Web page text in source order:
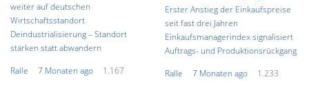
weiter auf deutschen
Wirtschaftsstandort
Deindustrialisierung – Standort
stärken statt abwandern
Ralle
7 Monaten ago 1.167
Erster Anstieg der Einkaufspreise
seit fast drei Jahren
Einkaufsmanagerindex signalisiert
Auftrags- und Produktionsrückgang
Ralle
7 Monaten ago 1.233